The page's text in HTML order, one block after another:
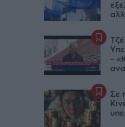
–
Σε